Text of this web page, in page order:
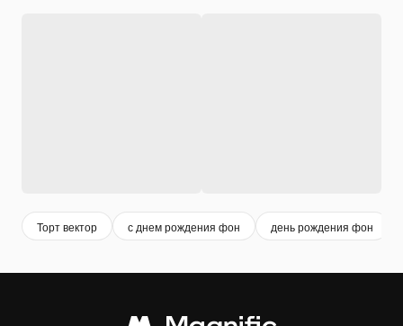
Торт вектор с днем рождения фон день рождения фон